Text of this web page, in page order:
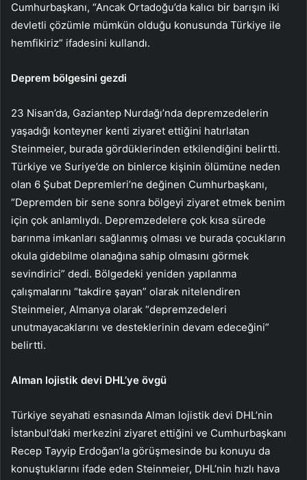
Cumhurbaşkanı, “Ancak Ortadoğu’da kalıcı bir barışın iki
devletli çözümle mümkün olduğu konusunda Türkiye ile
hemfikiriz” ifadesini kullandı.
Deprem bölgesini gezdi
23 Nisan’da, Gaziantep Nurdağı’nda depremzedelerin
yaşadığı konteyner kenti ziyaret ettiğini hatırlatan
Steinmeier, burada gördüklerinden etkilendiğini belirtti.
Türkiye ve Suriye’de on binlerce kişinin ölümüne neden
olan 6 Şubat Depremleri’ne değinen Cumhurbaşkanı,
“Depremden bir sene sonra bölgeyi ziyaret etmek benim
için çok anlamlıydı. Depremzedelere çok kısa sürede
barınma imkanları sağlanmış olması ve burada çocukların
okula gidebilme olanağına sahip olmasını görmek
sevindirici” dedi. Bölgedeki yeniden yapılanma
çalışmalarını “takdire şayan” olarak nitelendiren
Steinmeier, Almanya olarak “depremzedeleri
unutmayacaklarını ve desteklerinin devam edeceğini”
belirtti.
Alman lojistik devi DHL’ye övgü
Türkiye seyahati esnasında Alman lojistik devi DHL’nin
İstanbul’daki merkezini ziyaret ettiğini ve Cumhurbaşkanı
Recep Tayyip Erdoğan’la görüşmesinde bu konuyu da
konuştuklarını ifade eden Steinmeier, DHL’nin hızlı hava